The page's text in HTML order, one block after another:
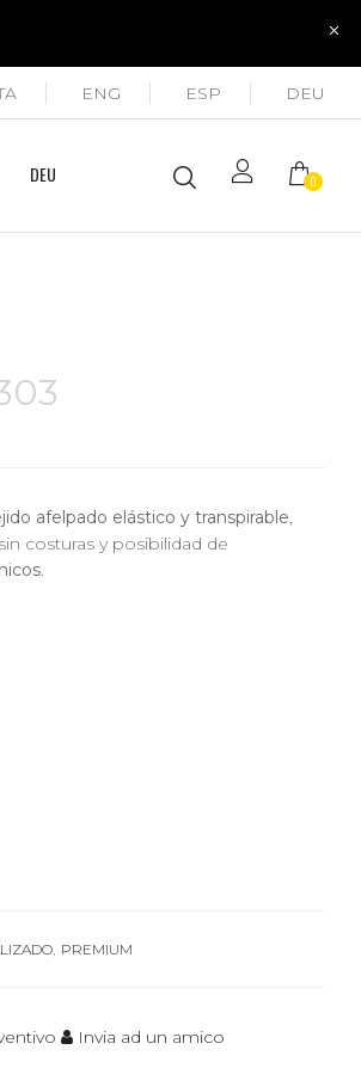
ENG ESP DEU
DEU 0
afelpado elástico y transpirable,
costuras y posibilidad de
.
, PREMIUM
Invia ad un amico